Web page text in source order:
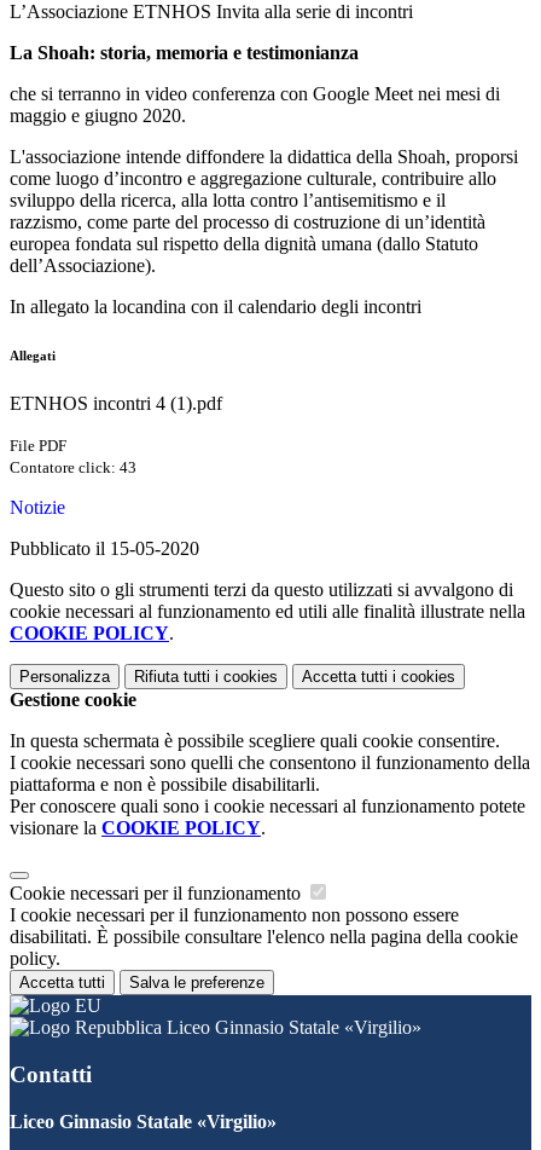
L’Associazione ETNHOS Invita alla serie di incontri
La Shoah: storia, memoria e testimonianza
che si terranno in video conferenza con Google Meet nei mesi di
maggio e giugno 2020.
L'associazione intende diffondere la didattica della Shoah, proporsi
come luogo d’incontro e aggregazione culturale, contribuire allo
sviluppo della ricerca, alla lotta contro l’antisemitismo e il
razzismo, come parte del processo di costruzione di un’identità
europea fondata sul rispetto della dignità umana (dallo Statuto
dell’Associazione).
In allegato la locandina con il calendario degli incontri
Allegati
ETNHOS incontri 4 (1).pdf
File PDF
Contatore click: 43
Notizie
Pubblicato il 15-05-2020
Questo sito o gli strumenti terzi da questo utilizzati si avvalgono di
cookie necessari al funzionamento ed utili alle finalità illustrate nella
COOKIE POLICY.
Personalizza Rifiuta tutti i cookies Accetta tutti i cookies
Gestione cookie
In questa schermata è possibile scegliere quali cookie consentire.
I cookie necessari sono quelli che consentono il funzionamento della
piattaforma e non è possibile disabilitarli.
Per conoscere quali sono i cookie necessari al funzionamento potete
visionare la COOKIE POLICY.
Cookie necessari per il funzionamento
I cookie necessari per il funzionamento non possono essere
disabilitati. È possibile consultare l'elenco nella pagina della cookie
policy.
Accetta tutti Salva le preferenze
Liceo Ginnasio Statale «Virgilio»
Contatti
Liceo Ginnasio Statale «Virgilio»